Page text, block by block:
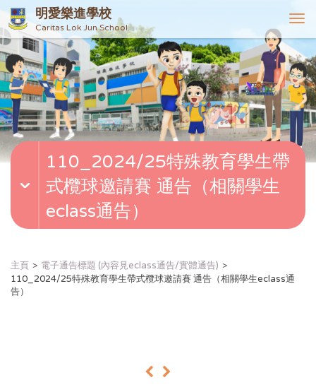
明愛樂進學校
Caritas Lok Jun School
T
o
g
g
l
e
n
v
i
110_2024/25特殊教育學生帶
式欖球邀請賽 通告（相關學生
eclass通告）
主頁
電子通告標題 (內容見eclass通告/實體通告)
110_2024/25特殊教育學生帶式欖球邀請賽 通告（相關學生eclass通
告）
« »